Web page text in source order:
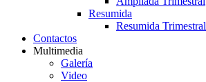
Resumida
Resumida Trimestral
Contactos
Multimedia
Galería
Video